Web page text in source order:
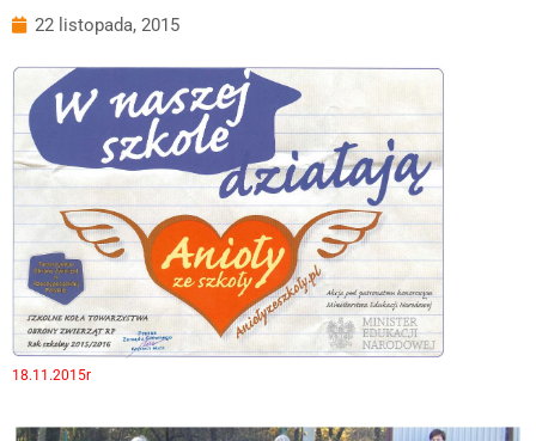
22 listopada, 2015
18.11.2015r